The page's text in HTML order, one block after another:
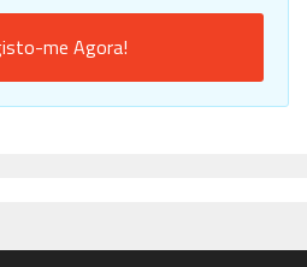
me Agora!